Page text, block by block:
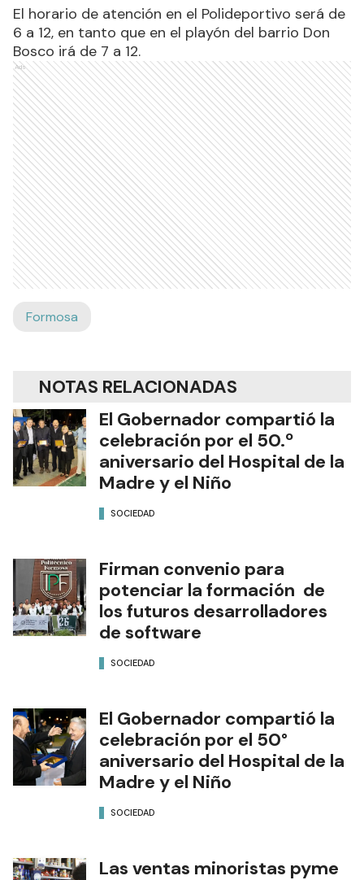
El horario de atención en el Polideportivo será de
6 a 12, en tanto que en el playón del barrio Don
Bosco irá de 7 a 12.
Ads
Formosa
NOTAS RELACIONADAS
El Gobernador compartió la
celebración por el 50.º
aniversario del Hospital de la
Madre y el Niño
SOCIEDAD
Firman convenio para
potenciar la formación de
los futuros desarrolladores
de software
SOCIEDAD
El Gobernador compartió la
celebración por el 50°
aniversario del Hospital de la
Madre y el Niño
SOCIEDAD
Las ventas minoristas pyme